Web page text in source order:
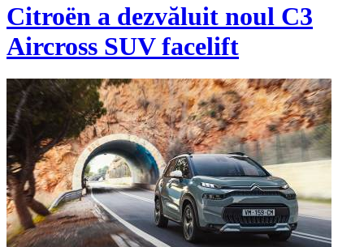
Citroën a dezvăluit noul C3
Aircross SUV facelift